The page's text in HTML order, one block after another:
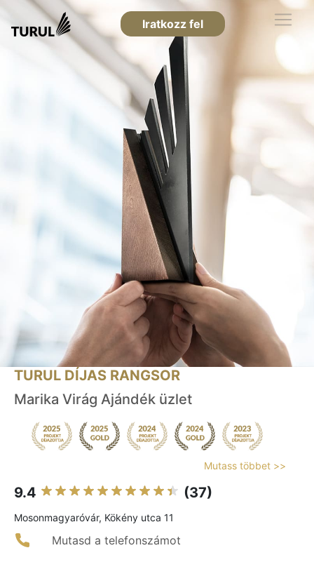
Iratkozz fel
TURUL DÍJAS RANGSOR
Marika Virág Ajándék üzlet
Mutass többet >>
9.4 (37)
Mosonmagyaróvár, Kökény utca 11
Mutasd a telefonszámot